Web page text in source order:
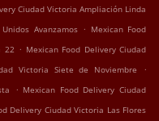
Ciudad Victoria Ampliación Linda
Avanzamos . Mexican Food
22 . Mexican Food Delivery Ciudad
Victoria Siete de Noviembre
.
. Mexican Food Delivery Ciudad
Delivery Ciudad Victoria Las Flores